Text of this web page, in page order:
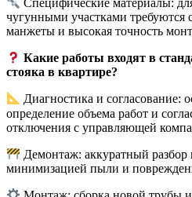
Специфические материалы:
чугунными участками требуются
манжеты и высокая точность
Какие работы входят в
стояка в квартире?
Диагностика и согласование:
определение объема работ и
отключения с управляющей
Демонтаж: аккуратный разбор
минимизацией пыли и